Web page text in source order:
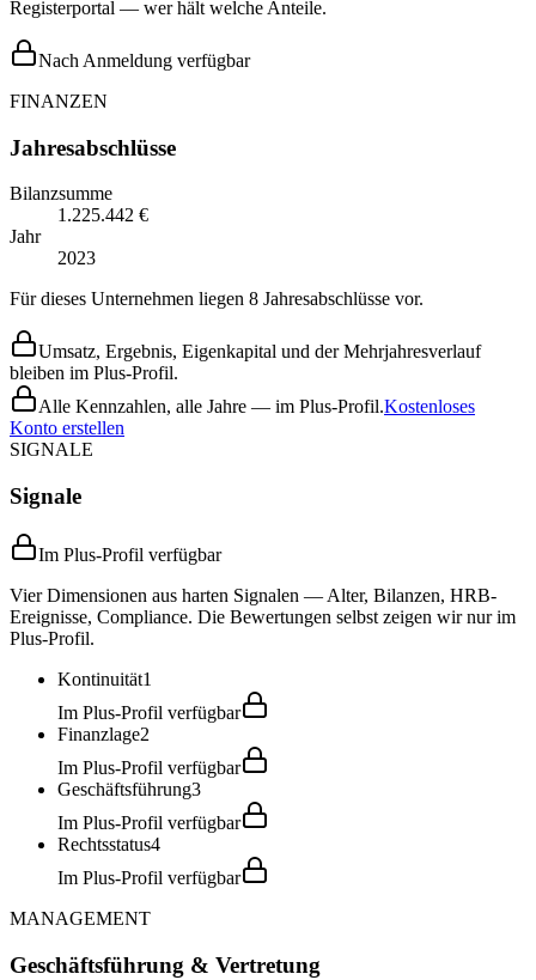
Registerportal — wer hält welche Anteile.
Nach Anmeldung verfügbar
FINANZEN
Jahresabschlüsse
Bilanzsumme
1.225.442 €
Jahr
2023
Für dieses Unternehmen liegen 8 Jahresabschlüsse vor.
Umsatz, Ergebnis, Eigenkapital und der Mehrjahresverlauf
bleiben im Plus-Profil.
Alle Kennzahlen, alle Jahre — im Plus-Profil.Kostenloses
Konto erstellen
SIGNALE
Signale
Im Plus-Profil verfügbar
Vier Dimensionen aus harten Signalen — Alter, Bilanzen, HRB-
Ereignisse, Compliance. Die Bewertungen selbst zeigen wir nur im
Plus-Profil.
Kontinuität1
Im Plus-Profil verfügbar
Finanzlage2
Im Plus-Profil verfügbar
Geschäftsführung3
Im Plus-Profil verfügbar
Rechtsstatus4
Im Plus-Profil verfügbar
MANAGEMENT
Geschäftsführung & Vertretung